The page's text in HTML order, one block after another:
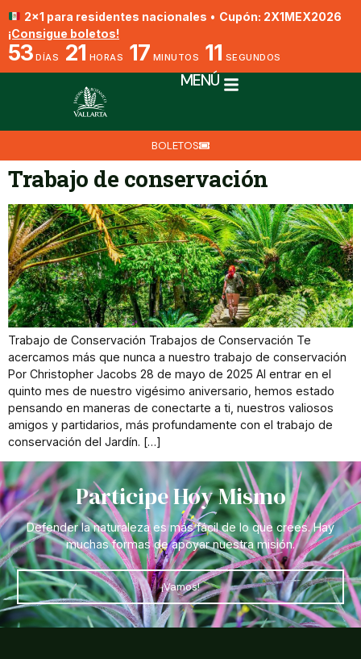
2x1 para residentes nacionales • Cupón: 2X1MEX2026
¡Consigue boletos!
53 DÍAS 21 HORAS 17 MINUTOS 11 SEGUNDOS
MENÚ
BOLETOS
Trabajo de conservación
Trabajo de Conservación Trabajos de Conservación Te
acercamos más que nunca a nuestro trabajo de conservación
Por Christopher Jacobs 28 de mayo de 2025 Al entrar en el
quinto mes de nuestro vigésimo aniversario, hemos estado
pensando en maneras de conectarte a ti, nuestros valiosos
amigos y partidarios, más profundamente con el trabajo de
conservación del Jardín. […]
Participe Hoy Mismo
Defender la naturaleza es más fácil de lo que crees. Hay
muchas formas de apoyar nuestra misión.
¡Vamos!